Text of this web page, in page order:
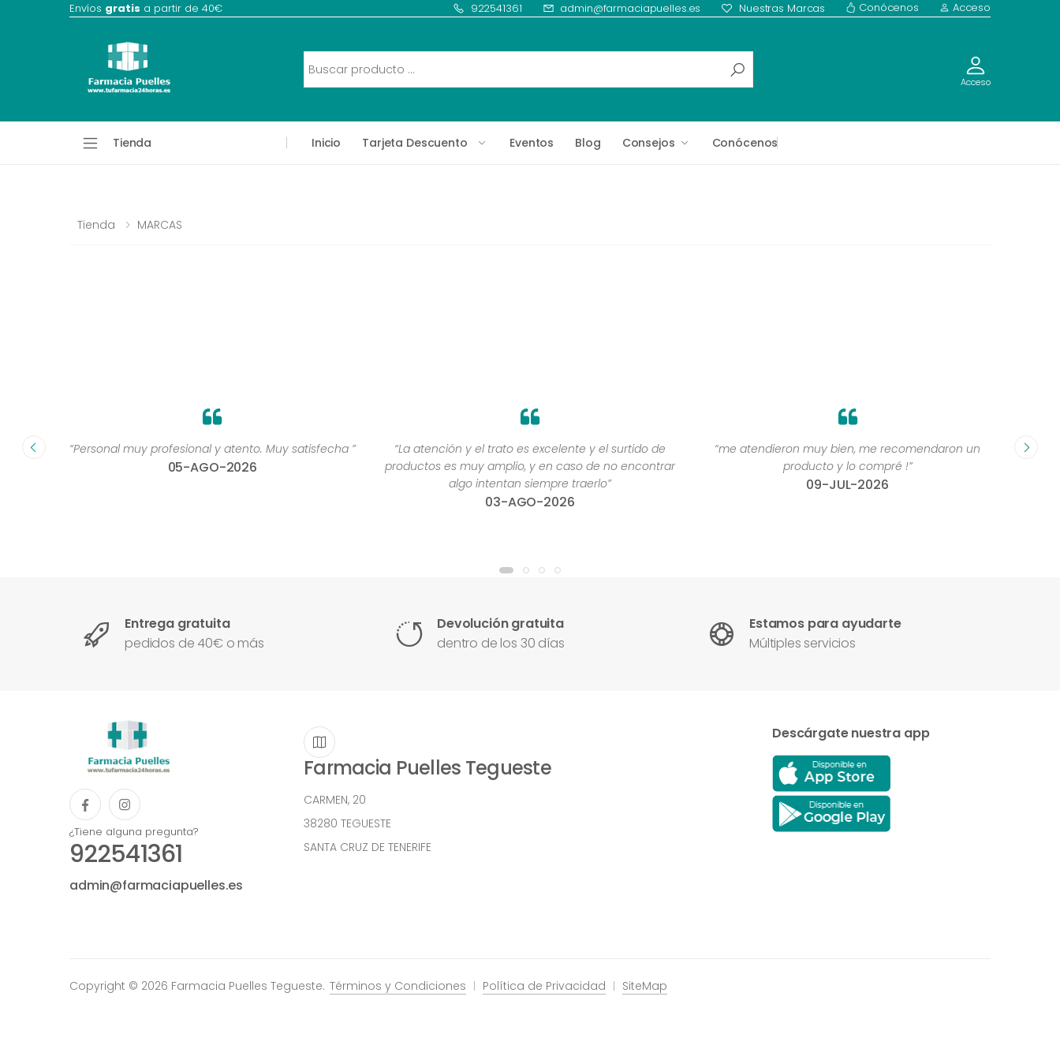
Envíos gratis a partir de 40€ 922541361 admin@farmaciapuelles.es Nuestras Marcas Conócenos Acceso
Acceso
Tienda Inicio Tarjeta Descuento Eventos Blog Consejos Conócenos
Tienda MARCAS
muy “Personal muy profesional y atento. Muy satisfecha ”
05-AGO-2026
“La atención y el trato es excelente y el surtido de
productos es muy amplio, y en caso de no encontrar
algo intentan siempre traerlo”
03-AGO-2026
“me atendieron muy bien, me recomendaron un
producto y lo compré !”
09-JUL-2026
Entrega gratuita
pedidos de 40€ o más
Devolución gratuita
dentro de los 30 días
Estamos para ayudarte
Múltiples servicios
¿Tiene alguna pregunta?
922541361
admin@farmaciapuelles.es
Farmacia Puelles Tegueste
CARMEN, 20
38280 TEGUESTE
SANTA CRUZ DE TENERIFE
Descárgate nuestra app
Copyright © 2026 Farmacia Puelles Tegueste. Términos y Condiciones Política de Privacidad SiteMap